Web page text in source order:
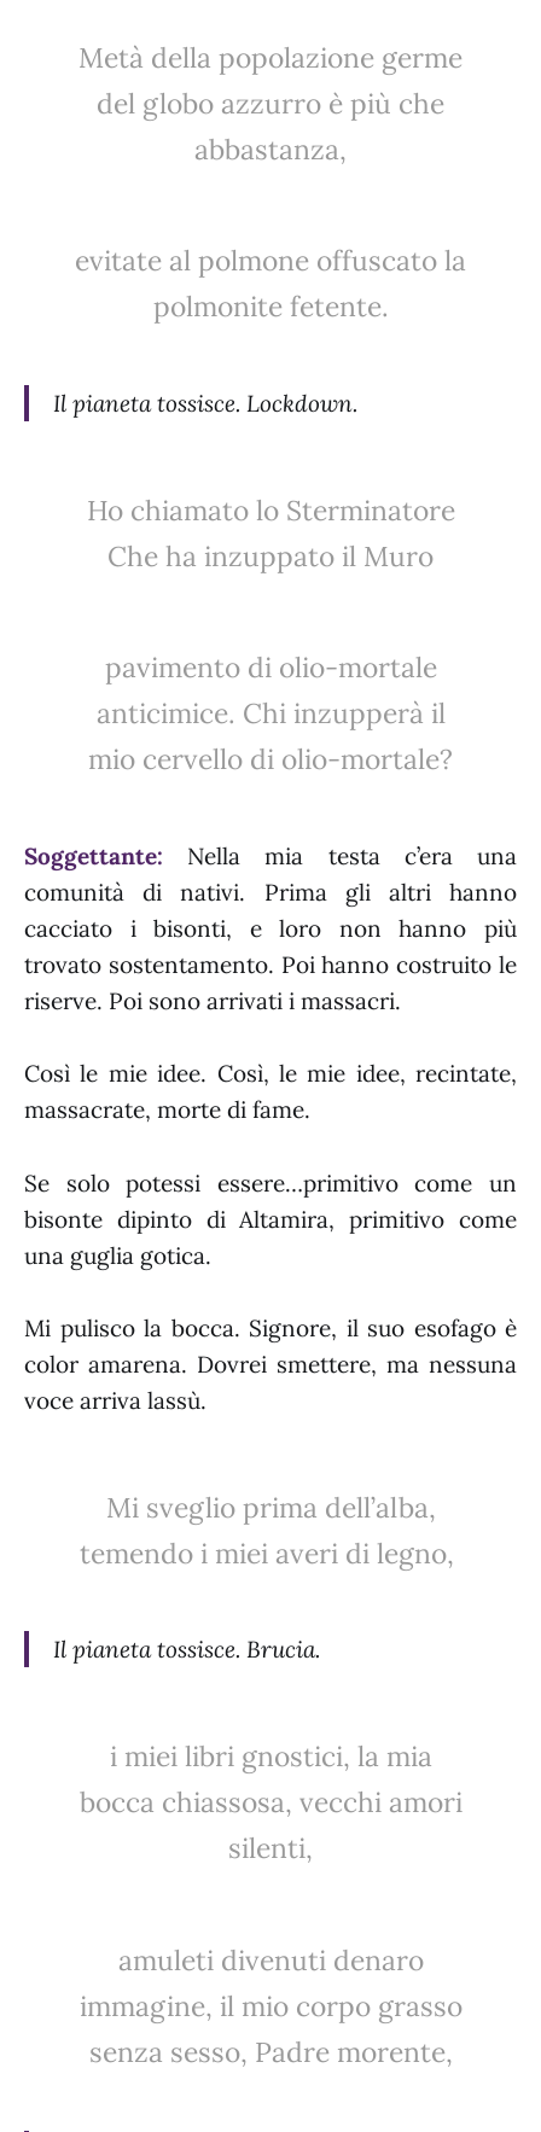
Metà della popolazione germe
del globo azzurro è più che
abbastanza,
evitate al polmone offuscato la
polmonite fetente.
Il pianeta tossisce. Lockdown.
Ho chiamato lo Sterminatore
Che ha inzuppato il Muro
pavimento di olio-mortale
anticimice. Chi inzupperà il
mio cervello di olio-mortale?
Soggettante: Nella mia testa c’era una
comunità di nativi. Prima gli altri hanno
cacciato i bisonti, e loro non hanno più
trovato sostentamento. Poi hanno costruito le
riserve. Poi sono arrivati i massacri.
Così le mie idee. Così, le mie idee, recintate,
massacrate, morte di fame.
Se solo potessi essere…primitivo come un
bisonte dipinto di Altamira, primitivo come
una guglia gotica.
Mi pulisco la bocca. Signore, il suo esofago è
color amarena. Dovrei smettere, ma nessuna
voce arriva lassù.
Mi sveglio prima dell’alba,
temendo i miei averi di legno,
Il pianeta tossisce. Brucia.
i miei libri gnostici, la mia
bocca chiassosa, vecchi amori
silenti,
amuleti divenuti denaro
immagine, il mio corpo grasso
senza sesso, Padre morente,